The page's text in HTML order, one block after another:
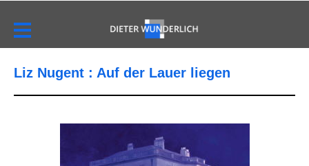
Liz Nugent : Auf der Lauer liegen